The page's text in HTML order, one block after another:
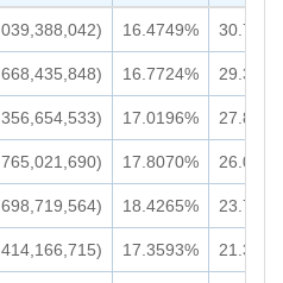
16.4749% 30.77万
16.7724% 29.30
17.0196% 27.81
17.8070% 26.05
18.4265% 23.73
17.3593% 21.38